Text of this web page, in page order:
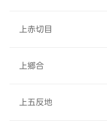
上赤切目
上郷合
上五反地